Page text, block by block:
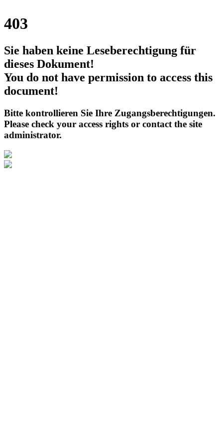
403
Sie haben keine Leseberechtigung für
dieses Dokument!
You do not have permission to access this
document!
Bitte kontrollieren Sie Ihre Zugangsberechtigungen.
Please check your access rights or contact the site
administrator.